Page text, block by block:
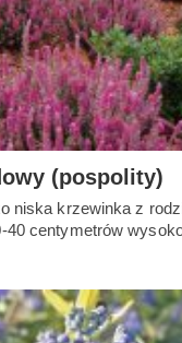
(pospolity)
niska krzewinka z
40 centymetrów